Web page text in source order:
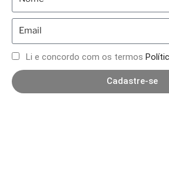
Li e concordo com os termos
Cadastre-se